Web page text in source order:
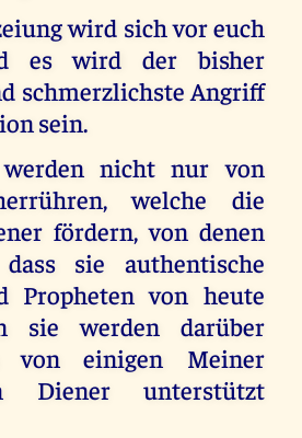
wird sich vor euch
es wird der bisher
schmerzlichste Angriff
sein.
nicht nur von
welche die
fördern, von denen
sie authentische
Propheten von heute
sie werden darüber
von einigen Meiner
Diener unterstützt